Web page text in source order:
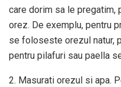
care dorim sa le pregatim,
orez. De exemplu, pentru
se foloseste orezul natur,
pentru pilafuri sau paella
2. Masurati orezul si apa.